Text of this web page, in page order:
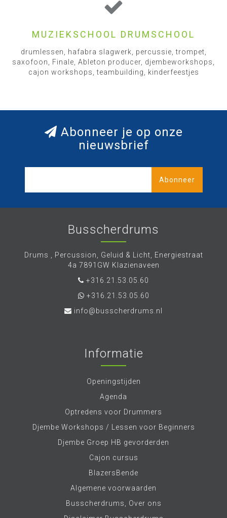
MUZIEKSCHOOL DRUMSCHOOL
drumlessen, hafabra slagwerk, percussie, trompet,
saxofoon, Finale, Ableton producer, djembeworkshops,
cajon workshops, teambuilding, kinderfeestjes
Abonneer je op onze
nieuwsbrief
Abonneer
Busscherdrums
Drums , Percussion, Geluid & Licht, Energiestraat
4a 7891GW Klazienaveen
+316.21.53.05.60
+316.21.53.05.60
info@busscherdrums.nl
Informatie
Openingstijden
Agenda
Optredens voor Drummers
Djembe Workshops / Lessen voor Beginners
Djembe Groep HB gevorderden
Cajon cursus
BlazersBende
Algemene voorwaarden
Busscherdrums, Over ons